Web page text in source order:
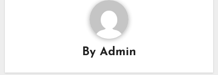
By Admin